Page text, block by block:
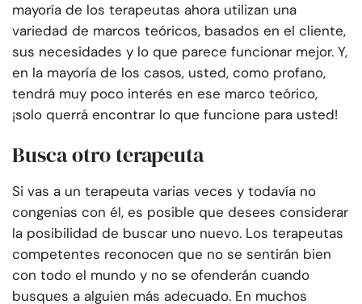
mayoría de los terapeutas ahora utilizan una
variedad de marcos teóricos, basados en el cliente,
sus necesidades y lo que parece funcionar mejor. Y,
en la mayoría de los casos, usted, como profano,
tendrá muy poco interés en ese marco teórico,
¡solo querrá encontrar lo que funcione para usted!
Busca otro terapeuta
Si vas a un terapeuta varias veces y todavía no
congenias con él, es posible que desees considerar
la posibilidad de buscar uno nuevo. Los terapeutas
competentes reconocen que no se sentirán bien
con todo el mundo y no se ofenderán cuando
busques a alguien más adecuado. En muchos